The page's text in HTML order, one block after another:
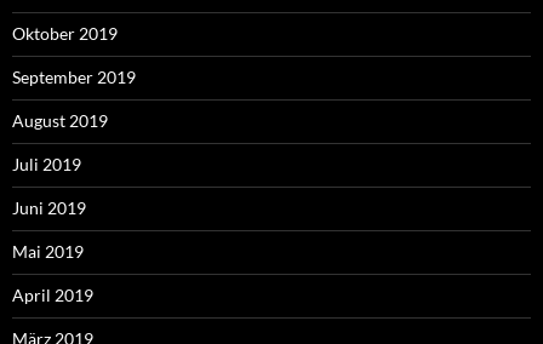
Oktober 2019
September 2019
August 2019
Juli 2019
Juni 2019
Mai 2019
April 2019
März 2019